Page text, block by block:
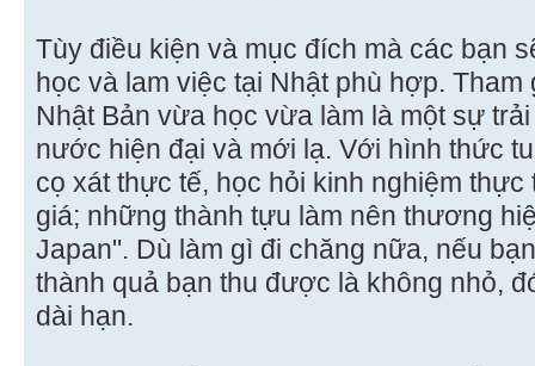
Tùy điều kiện và mục đích mà các bạn
học và lam việc tại Nhật phù hợp.
Nhật Bản vừa học vừa làm là một sự
nước hiện đại và mới lạ. Với hình thức
cọ xát thực tế, học hỏi kinh nghiệm
giá; những thành tựu làm nên thương
Japan". Dù làm gì đi chăng nữa, nếu
thành quả bạn thu được là không nhỏ,
dài hạn.